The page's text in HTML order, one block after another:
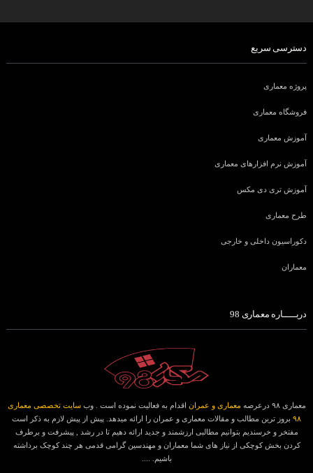
دسترسی سریع
پروژه معماری
فروشگاه معماری
آموزش معماری
آموزش نرم افزارهای معماری
آموزش تری دی مکس
طرح معماری
دکوراسیون داخلی و خارجی
معماران
دربـــــاره معماری 98
معماری ۹۸ درعرصه معماری و عمران اقدام به فعالیت نموده است . وبسایت تخصصی معماری
۹۸ بروز ترین مطالب و مقالات معماری و عمران را ارائه میدهد. پیش از پیش لازم به ذکر است
مفتخر و خرسندیم بتوانیم مطالبی ارزشمند و جدید ارائه دهیم تا در رشد , پیشرفت و برطرف
کردن بخش کوچکی از نیاز های شما معماران و مهندسین گرامی قدمی هر چند کوچک برداشته
باشیم. ....